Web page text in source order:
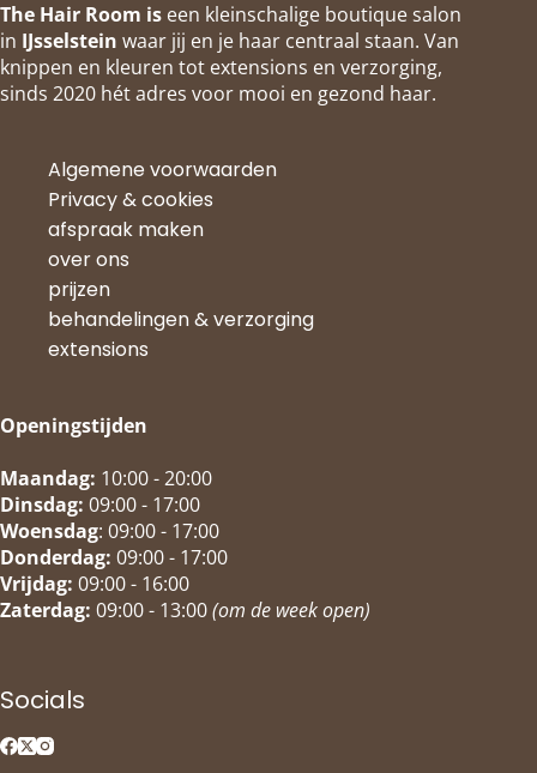
The Hair Room is een kleinschalige boutique salon
in IJsselstein waar jij en je haar centraal staan. Van
knippen en kleuren tot extensions en verzorging,
sinds 2020 hét adres voor mooi en gezond haar.
Algemene voorwaarden
Privacy & cookies
afspraak maken
over ons
prijzen
behandelingen & verzorging
extensions
Openingstijden
Maandag: 10:00 - 20:00
Dinsdag: 09:00 - 17:00
Woensdag: 09:00 - 17:00
Donderdag: 09:00 - 17:00
Vrijdag: 09:00 - 16:00
Zaterdag: 09:00 - 13:00(om de week open)
Socials